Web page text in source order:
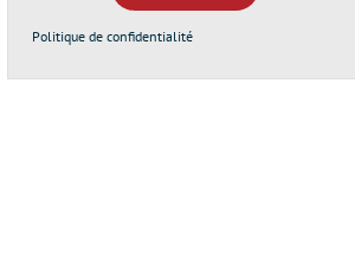
Politique de confidentialité